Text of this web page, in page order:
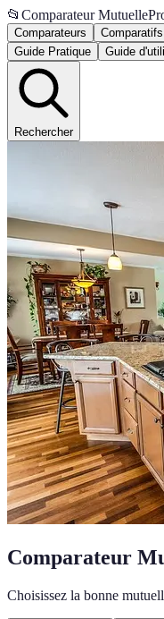
📂 Comparateur
Comparateurs Comparatifs
Guide Pratique
Guide
Rechercher
Comparateur
Choisissez la bonne